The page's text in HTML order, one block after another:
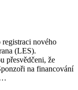
registraci nového
(LES).
přesvědčeni, že
na financování